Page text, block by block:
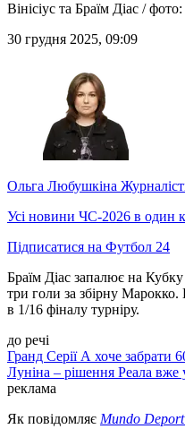
Вінісіус та Браїм Діас /
30 грудня 2025, 09:09
Ольга Любушкіна
Усі новини ЧС-2026 в один
Підписатися на Футбол 24
Браїм Діас запалює на
три голи за збірну
в 1/16 фіналу турніру.
до речі
Гранд Серії А хоче забрати
Луніна – рішення Реала вже
реклама
Як повідомляє Mundo